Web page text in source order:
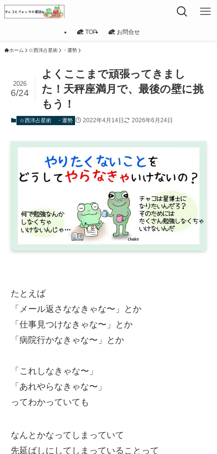
TOP お問合せ
ホーム ☆西洋占星術 ・運勢
よくここまで頑張ってきまし
た！天秤座満月で、最後の壁に挑
もう！
2026
6/24
☆西洋占星術 ・運勢 2022年4月14日 2026年6月24日
たとえば
「メール返さななきゃな〜」とか
「仕事見つけなきゃな〜」とか
「病院行かなきゃな〜」とか
「これしなきゃな〜」
「あれやらなきゃな〜」
ってわかっていても
なんとかなってしまっていて
先延ばしにしてしまっていることって